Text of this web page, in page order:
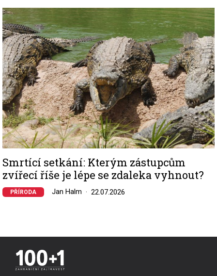
Image
Smrtící setkání: Kterým zástupcům
zvířecí říše je lépe se zdaleka vyhnout?
PŘÍRODA Jan Halm 22.07.2026